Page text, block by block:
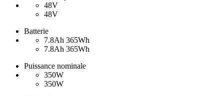
48V
48V
Batterie
7.8Ah 365Wh
7.8Ah 365Wh
Puissance nominale
350W
350W